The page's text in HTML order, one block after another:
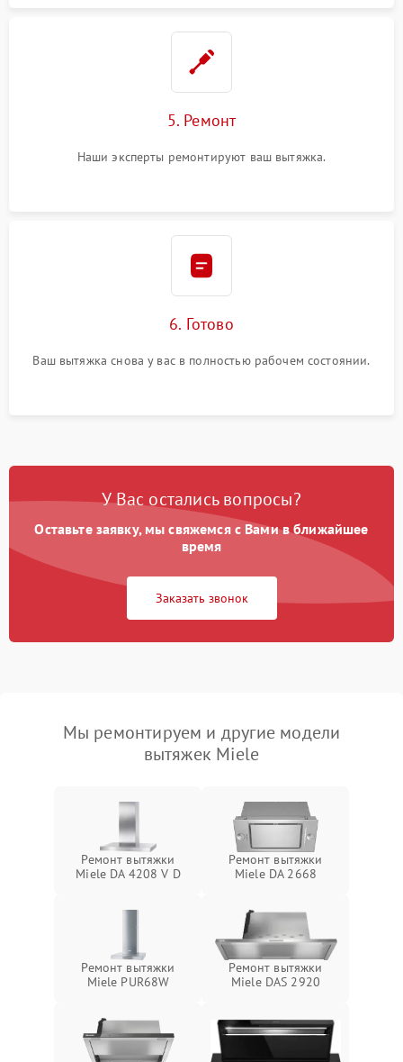
5. Ремонт
Наши эксперты ремонтируют ваш вытяжка.
6. Готово
Ваш вытяжка снова у вас в полностью рабочем состоянии.
У Вас остались вопросы?
Оставьте заявку, мы свяжемся с Вами в ближайшее
время
Заказать звонок
Мы ремонтируем и другие модели
вытяжек Miele
Ремонт вытяжки
Miele DA 4208 V D
Ремонт вытяжки
Miele DA 2668
Ремонт вытяжки
Miele PUR68W
Ремонт вытяжки
Miele DAS 2920